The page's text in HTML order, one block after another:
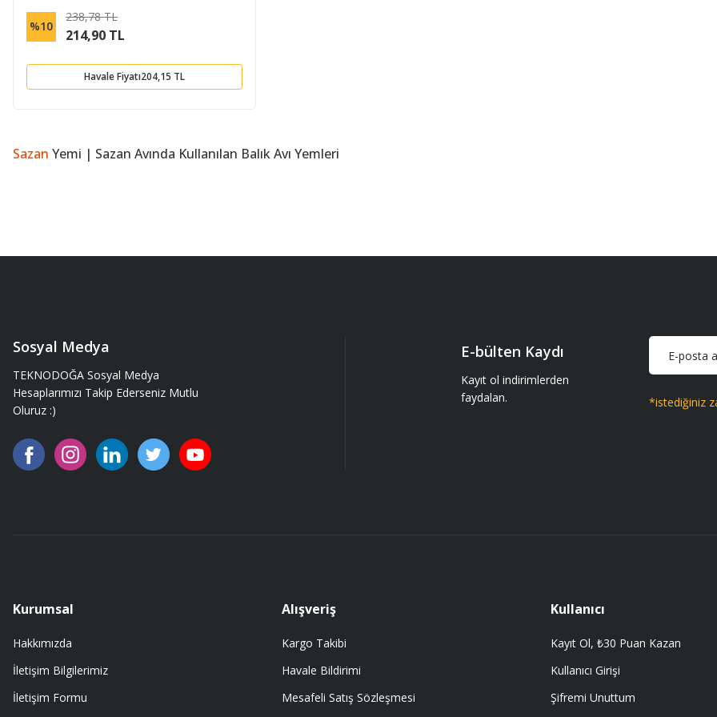
%10
238,78 TL
214,90 TL
Havale Fiyatı204,15 TL
Sazan Yemi | Sazan Avında Kullanılan Balık Avı Yemleri
Sosyal Medya
TEKNODOĞA Sosyal Medya
Hesaplarımızı Takip Ederseniz Mutlu
Oluruz :)
E-bülten Kaydı
Kayıt ol indirimlerden
faydalan.
*istediğiniz
Kurumsal
Hakkımızda
İletişim Bilgilerimiz
İletişim Formu
Alışveriş
Kargo Takibi
Havale Bildirimi
Mesafeli Satış Sözleşmesi
Kullanıcı
Kayıt Ol, ₺30 Puan Kazan
Kullanıcı Girişi
Şifremi Unuttum